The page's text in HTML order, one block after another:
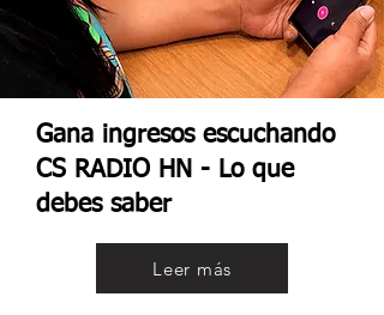
Gana ingresos escuchando
CS RADIO HN - Lo que
debes saber
Leer más